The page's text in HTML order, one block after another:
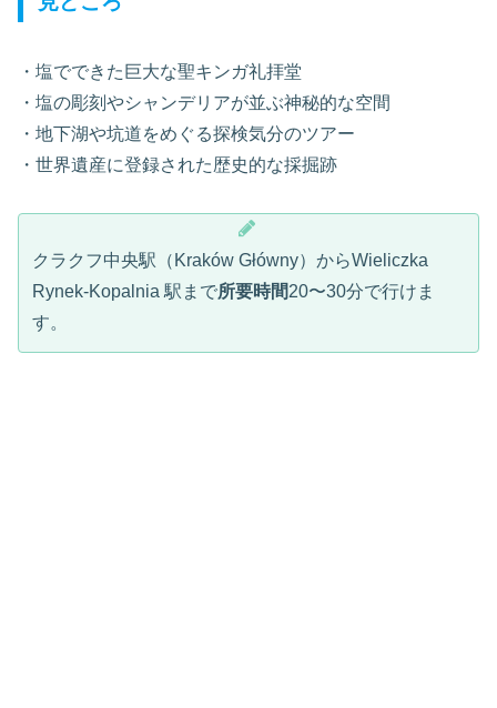
・塩でできた巨大な聖キンガ礼拝堂
・塩の彫刻やシャンデリアが並ぶ神秘的な空間
・地下湖や坑道をめぐる探検気分のツアー
・世界遺産に登録された歴史的な採掘跡
クラクフ中央駅（Kraków Główny）からWieliczka
Rynek-Kopalnia 駅まで所要時間20〜30分で行けま
す。